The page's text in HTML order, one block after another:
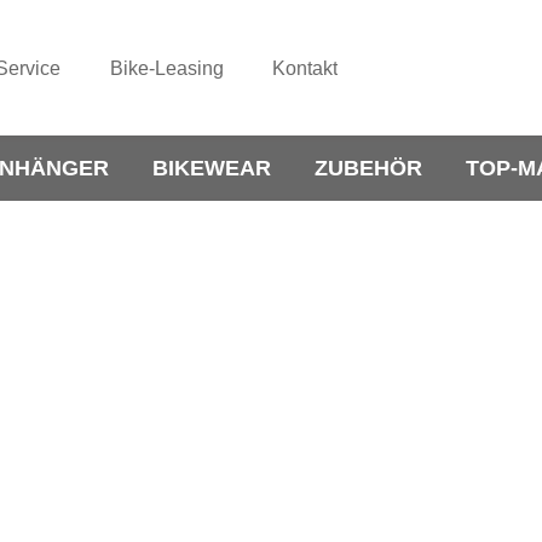
Bike-Leasing Kontakt
BIKEWEAR ZUBEHÖR TOP-